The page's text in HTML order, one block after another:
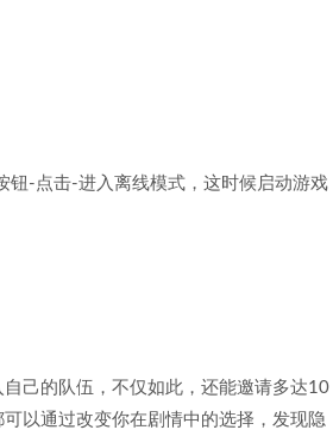
钮-点击-进入离线模式，这时候启动游戏
己的队伍，不仅如此，还能邀请多达10
以通过改变你在剧情中的选择，发现隐